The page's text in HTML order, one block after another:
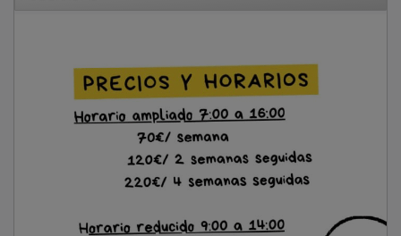
población en el medio rural, señalando que "recuperar
un espacio emblemático como el antiguo Centro
Cultural y devolverle su uso educativo no solo
dignifica nuestro patrimonio, sino que también
responde a una necesidad real de las familias".